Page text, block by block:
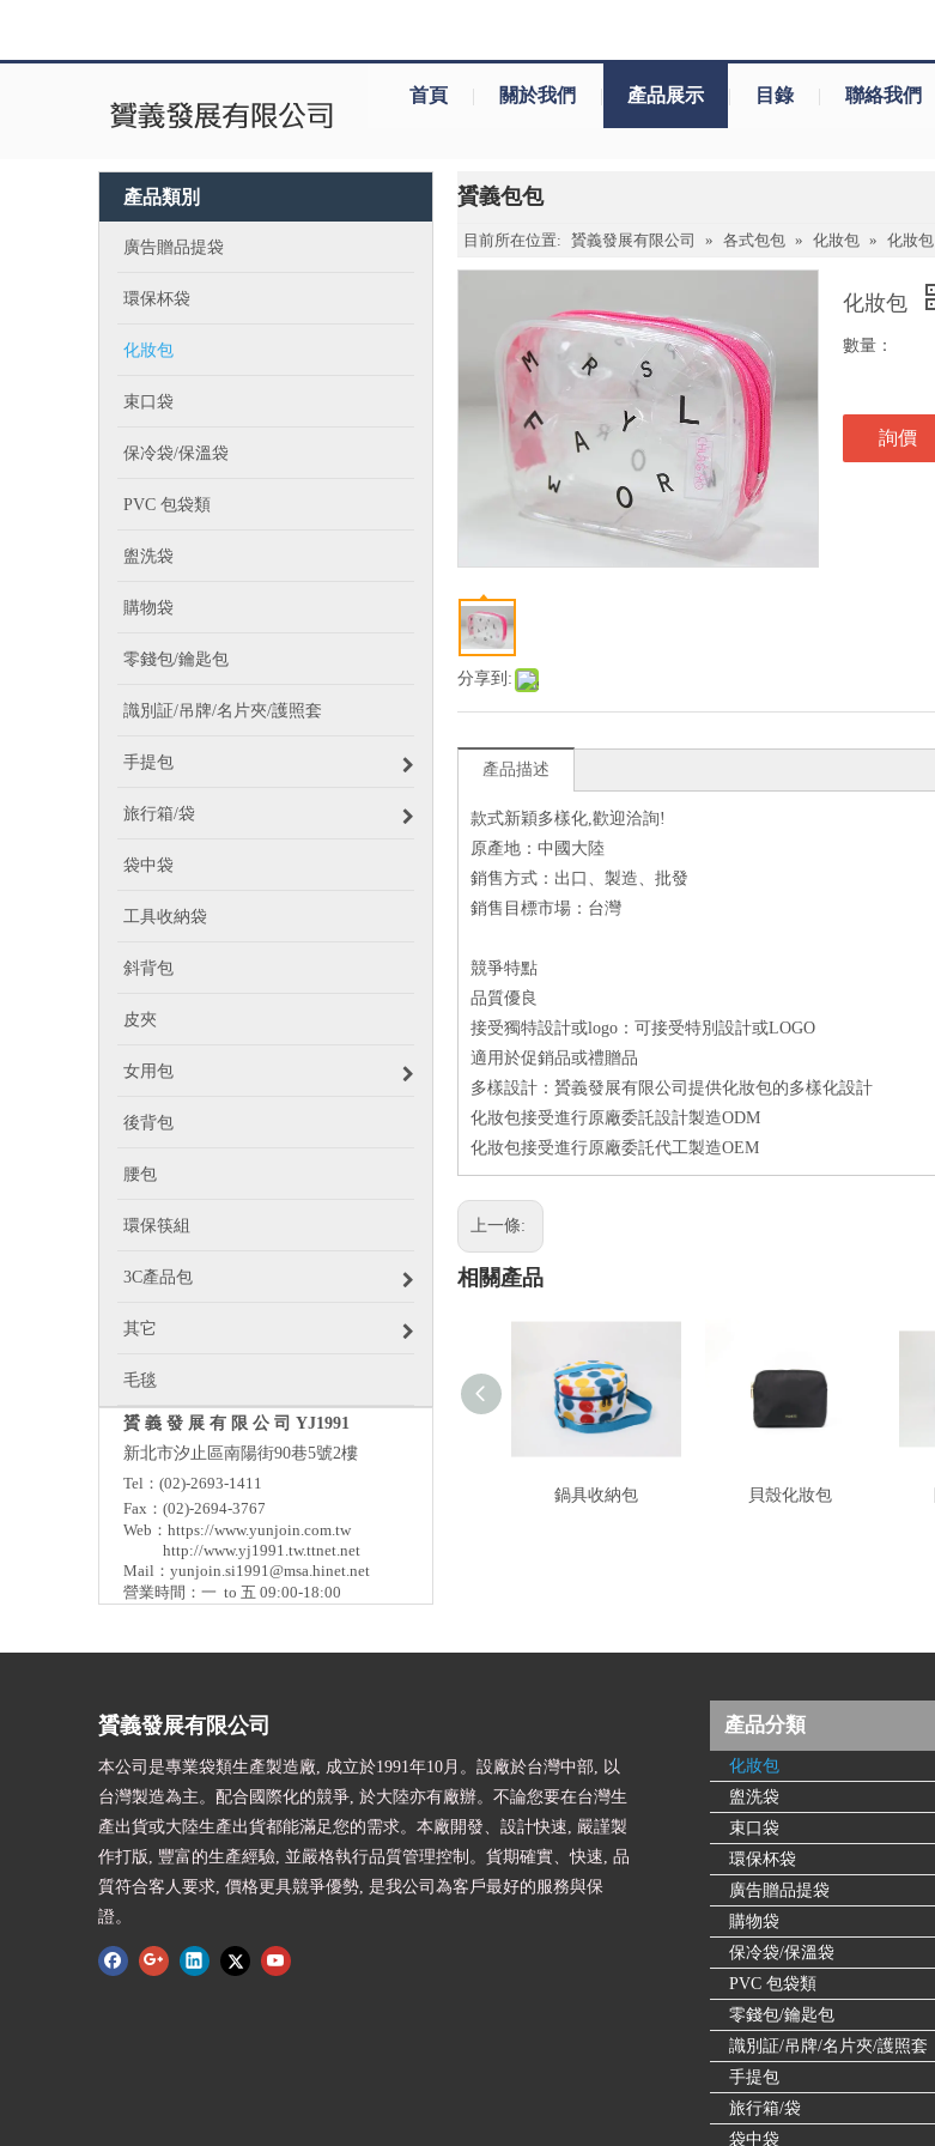
首頁 | 關於我們 | 產品展示 | 目錄 | 聯絡我們
產品類別
廣告贈品提袋
環保杯袋
化妝包
束口袋
保冷袋/保溫袋
PVC 包袋類
盥洗袋
購物袋
零錢包/鑰匙包
識別証/吊牌/名片夾/護照套
手提包
旅行箱/袋
袋中袋
工具收納袋
斜背包
皮夾
女用包
後背包
腰包
環保筷組
3C產品包
其它
毛毯
贇 義 發 展 有 限 公 司 YJ1991
新北市汐止區南陽街90巷5號2樓
Tel：(02)-2693-1411
Fax：(02)-2694-3767
Web： https://www.yunjoin.com.tw
http://www.yj1991.tw.ttnet.net
Mail： yunjoin.si1991@msa.hinet.net
營業時間：一 to 五 09:00-18:00
贇義包包
目前所在位置: 贇義發展有限公司 » 各式包包 » 化妝包 » 化妝包
分享到:
化妝包
數量：
詢價
產品描述
款式新穎多樣化,歡迎洽詢!
原產地：中國大陸
銷售方式：出口、製造、批發
銷售目標市場：台灣
競爭特點
品質優良
接受獨特設計或logo：可接受特別設計或LOGO
適用於促銷品或禮贈品
多樣設計：贇義發展有限公司提供化妝包的多樣化設計
化妝包接受進行原廠委託設計製造ODM
化妝包接受進行原廠委託代工製造OEM
上一條:
相關產品
鍋具收納包 貝殼化妝包
贇義發展有限公司
本公司是專業袋類生產製造廠, 成立於1991年10月。設廠於台灣中部, 以
台灣製造為主。配合國際化的競爭, 於大陸亦有廠辦。不論您要在台灣生
產出貨或大陸生產出貨都能滿足您的需求。本廠開發、設計快速, 嚴謹製
作打版, 豐富的生產經驗, 並嚴格執行品質管理控制。貨期確實、快速, 品
質符合客人要求, 價格更具競爭優勢, 是我公司為客戶最好的服務與保
證。
產品分類
化妝包
盥洗袋
束口袋
環保杯袋
廣告贈品提袋
購物袋
保冷袋/保溫袋
PVC 包袋類
零錢包/鑰匙包
識別証/吊牌/名片夾/護照套
手提包
旅行箱/袋
袋中袋